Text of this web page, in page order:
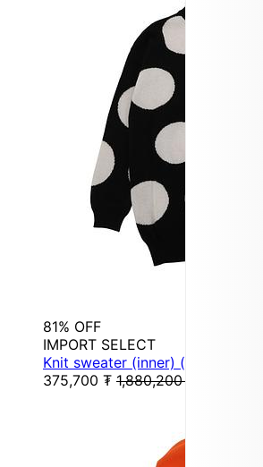
81% OFF
IMPORT SELECT
Knit sweater (inner) (Black)
375,700 ₮ 1,880,200